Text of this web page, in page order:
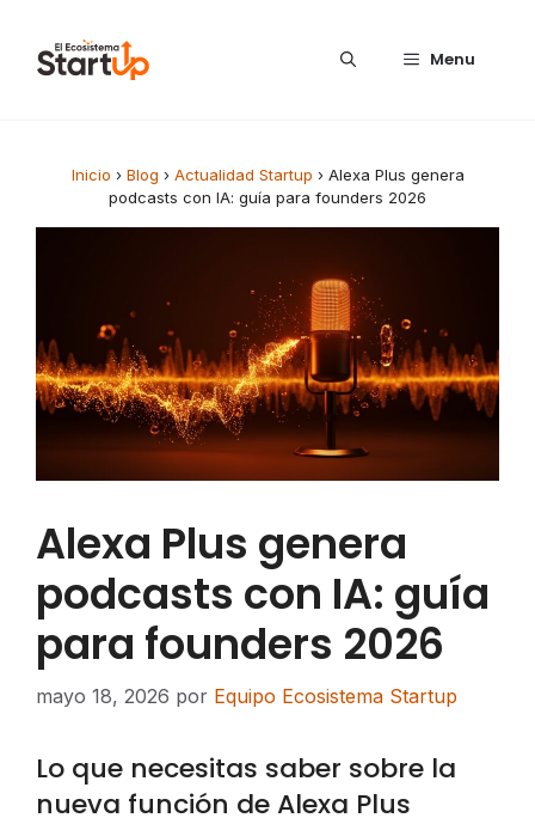
Menu
Inicio › Blog › Actualidad Startup › Alexa Plus genera
podcasts con IA: guía para founders 2026
Alexa Plus genera
podcasts con IA: guía
para founders 2026
mayo 18, 2026 por Equipo Ecosistema Startup
Lo que necesitas saber sobre la
nueva función de Alexa Plus